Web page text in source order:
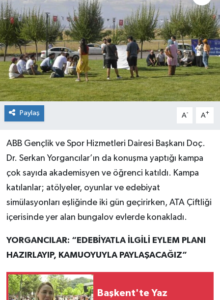
Paylaş A- A+
ABB Gençlik ve Spor Hizmetleri Dairesi Başkanı Doç.
Dr. Serkan Yorgancılar’ın da konuşma yaptığı kampa
çok sayıda akademisyen ve öğrenci katıldı. Kampa
katılanlar; atölyeler, oyunlar ve edebiyat
simülasyonları eşliğinde iki gün geçirirken, ATA Çiftliği
içerisinde yer alan bungalov evlerde konakladı.
YORGANCILAR: “EDEBİYATLA İLGİLİ EYLEM PLANI
HAZIRLAYIP, KAMUOYUYLA PAYLAŞACAĞIZ”
Başkent'te Yaz